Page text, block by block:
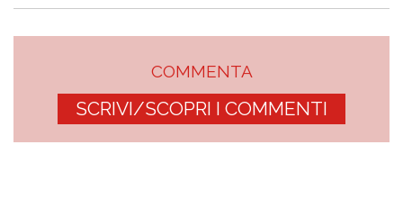
COMMENTA
SCRIVI/SCOPRI I COMMENTI